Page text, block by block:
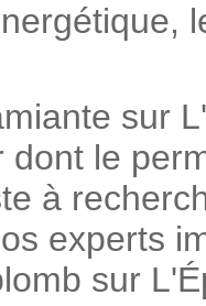
sur
dont le
à
experts
sur